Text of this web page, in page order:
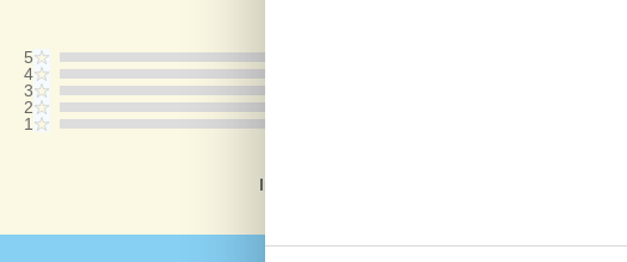
5
4
3
2
1
Ingen vurderinger har kommentarer.